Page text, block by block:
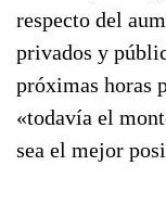
respecto del
privados y
próximas horas
«todavía el
sea el mejor